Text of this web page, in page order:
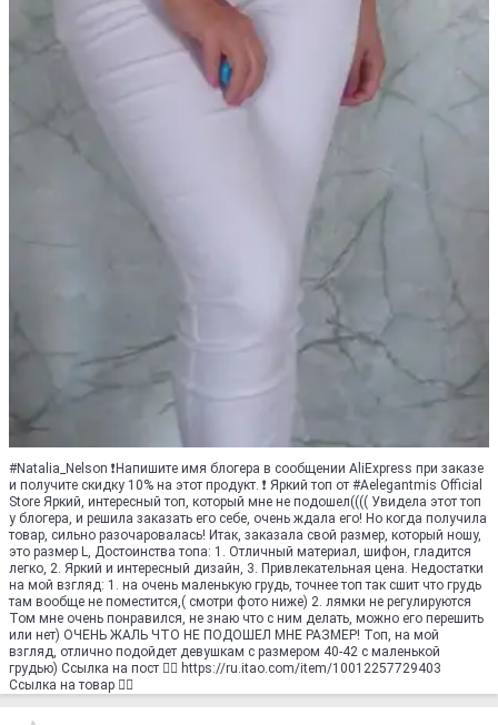
#Natalia_Nelson ❗Напишите имя блогера в сообщении AliExpress при заказе
и получите скидку 10% на этот продукт. ❗ Яркий топ от #Aelegantmis Official
Store Яркий, интересный топ, который мне не подошел(((( Увидела этот топ
у блогера, и решила заказать его себе, очень ждала его! Но когда получила
товар, сильно разочаровалась! Итак, заказала свой размер, который ношу,
это размер L, Достоинства топа: 1. Отличный материал, шифон, гладится
легко, 2. Яркий и интересный дизайн, 3. Привлекательная цена. Недостатки
на мой взгляд: 1. на очень маленькую грудь, точнее топ так сшит что грудь
там вообще не поместится,( смотри фото ниже) 2. лямки не регулируются
Том мне очень понравился, не знаю что с ним делать, можно его перешить
или нет) ОЧЕНЬ ЖАЛЬ ЧТО НЕ ПОДОШЕЛ МНЕ РАЗМЕР! Топ, на мой
взгляд, отлично подойдет девушкам с размером 40-42 с маленькой
грудью) Ссылка на пост 👇🏻 https://ru.itao.com/item/10012257729403
Ссылка на товар 👇🏻